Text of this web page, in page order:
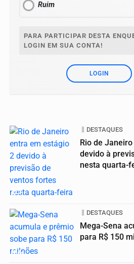
Ruim
PARA PARTICIPAR DESTA
LOGIN EM SUA CONTA!
LOGIN
01
DESTAQUES
Rio de
devido à
nesta quarta-
02
DESTAQUES
Mega-Sena
para R$ 150